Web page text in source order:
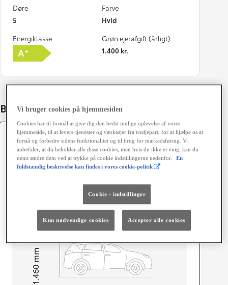
Døre
5
Farve
Hvid
Energiklasse
Grøn ejerafgift (årligt)
1.400 kr.
Bildetaljer
Specifikationer
Dimensioner og mål
Højt1.460
mm
Vi bruger cookies på hjemmesiden
Cookies har til formål at give dig den bedst mulige oplevelse af vores
hjemmeside, til at levere tjenester og værktøjer fra tredjepart, for at hjælpe os at
forstå og forbedre sidens funktionalitet og til brug for markedsføring. Vi
anbefaler, at du beholder alle disse cookies, men hvis du ikke er enig, kan du
nemt ændre dem ved at trykke på cookie indstillingerne nedenfor.
En
fuldstændig beskrivelse kan findes i vores cookie-politik
Cookie - indstillinger
Kun nødvendige cookies Accepter alle cookies